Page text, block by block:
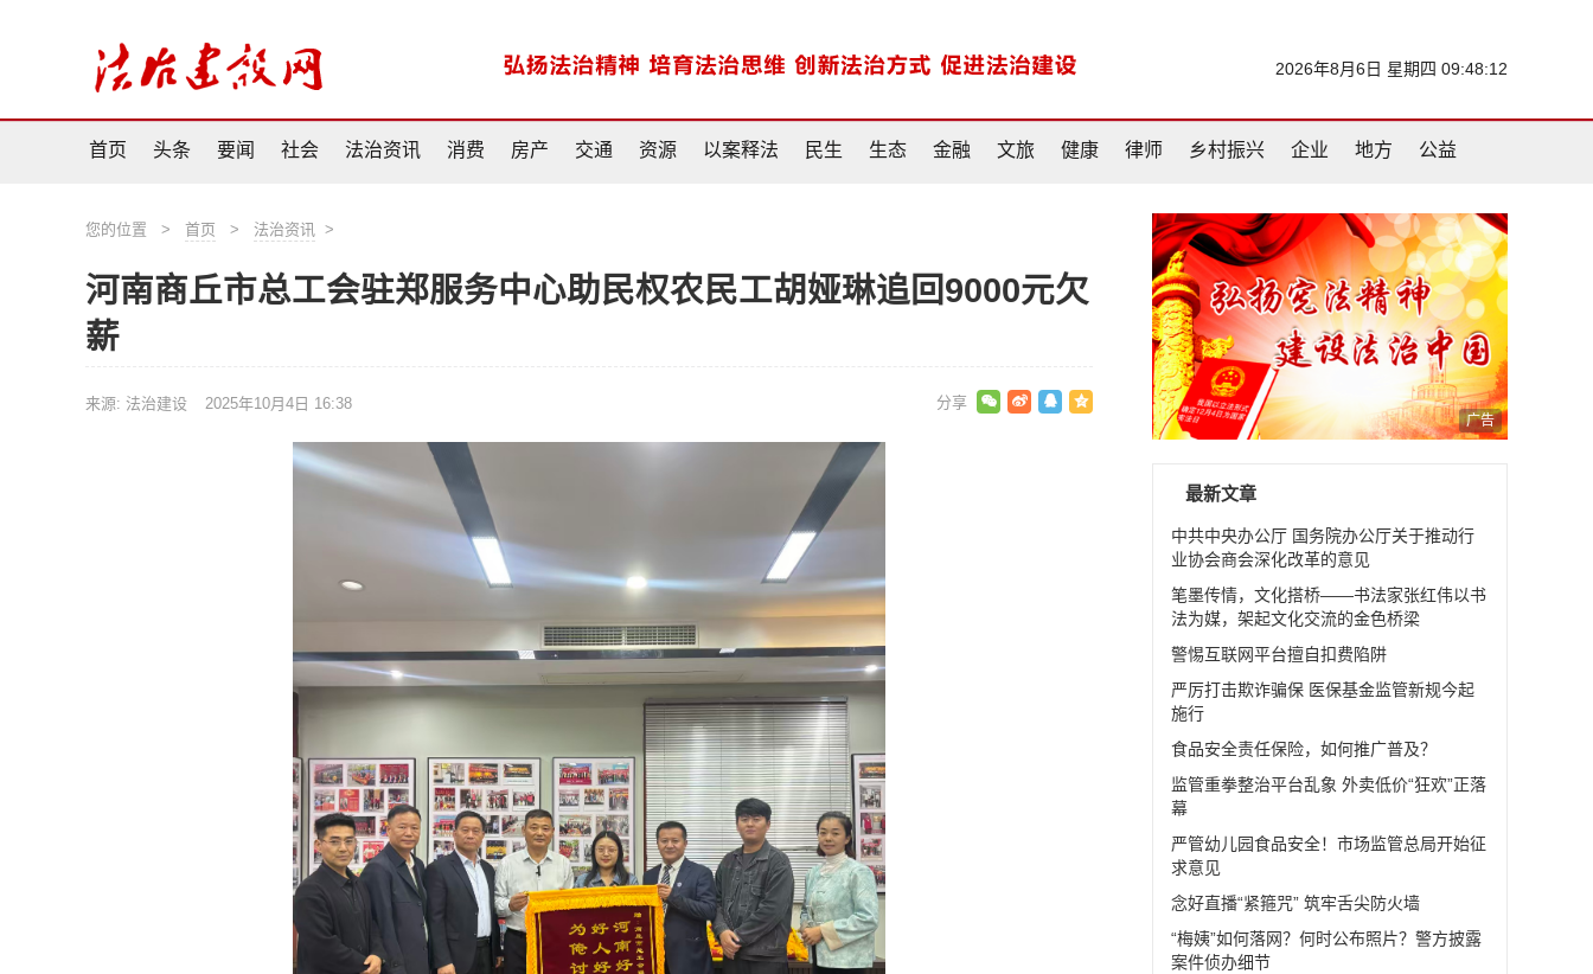
2026年8月6日 星期四 09:48:13
首页 头条 要闻 社会 法治资讯 消费 房产 交通 资源 以案释法 民生 生态 金融 文旅 健康 律师 乡村振兴 企业 地方 公益
您的位置 > 首页 > 法治资讯 >
河南商丘市总工会驻郑服务中心助民权农民工胡娅琳追回9000元欠
薪
来源: 法治建设 2025年10月4日 16:38
广告
最新文章
中共中央办公厅 国务院办公厅关于推动行
业协会商会深化改革的意见
笔墨传情，文化搭桥——书法家张红伟以书
法为媒，架起文化交流的金色桥梁
警惕互联网平台擅自扣费陷阱
严厉打击欺诈骗保 医保基金监管新规今起
施行
食品安全责任保险，如何推广普及？
监管重拳整治平台乱象 外卖低价“狂欢”正落
幕
严管幼儿园食品安全！市场监管总局开始征
求意见
念好直播“紧箍咒” 筑牢舌尖防火墙
“梅姨”如何落网？何时公布照片？警方披露
案件侦办细节